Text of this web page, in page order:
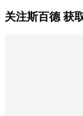
关注斯百德 获